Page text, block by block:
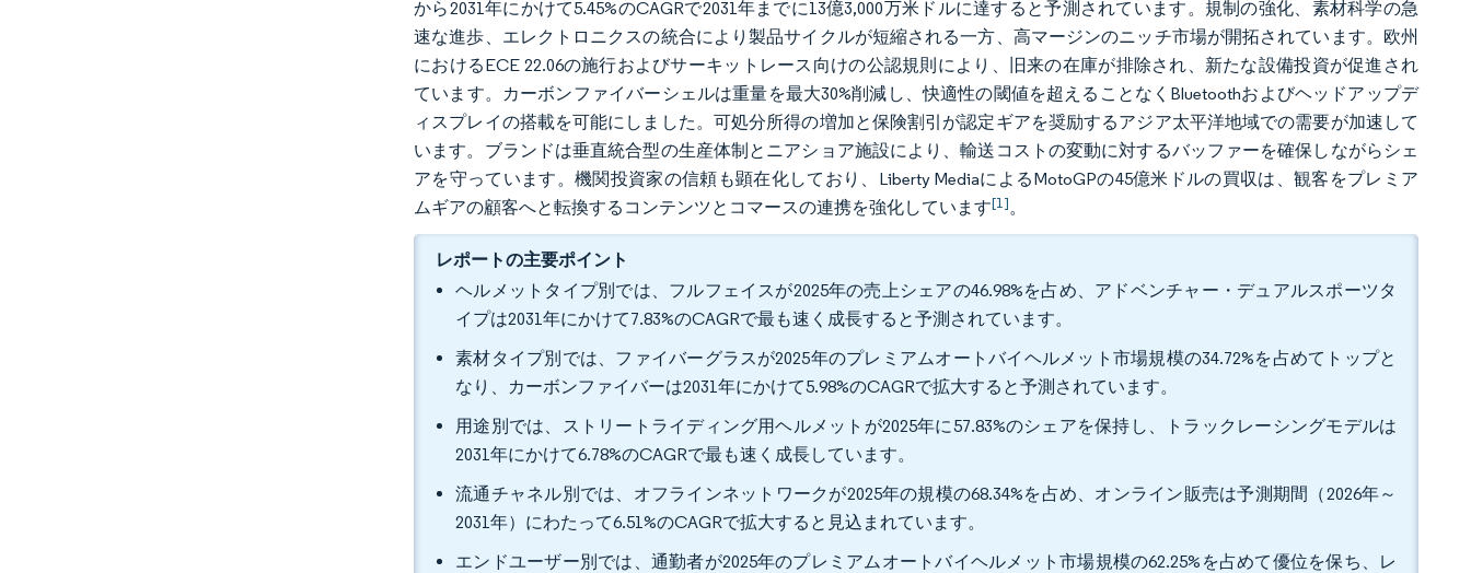
から2031年にかけて5.45%のCAGRで2031年までに13億3,000万米ドルに達すると予測されています。規制の強化、素材科学の急
速な進歩、エレクトロニクスの統合により製品サイクルが短縮される一方、高マージンのニッチ市場が開拓されています。欧州
におけるECE 22.06の施行およびサーキットレース向けの公認規則により、旧来の在庫が排除され、新たな設備投資が促進され
ています。カーボンファイバーシェルは重量を最大30%削減し、快適性の閾値を超えることなくBluetoothおよびヘッドアップデ
ィスプレイの搭載を可能にしました。可処分所得の増加と保険割引が認定ギアを奨励するアジア太平洋地域での需要が加速して
います。ブランドは垂直統合型の生産体制とニアショア施設により、輸送コストの変動に対するバッファーを確保しながらシェ
アを守っています。機関投資家の信頼も顕在化しており、Liberty MediaによるMotoGPの45億米ドルの買収は、観客をプレミア
ムギアの顧客へと転換するコンテンツとコマースの連携を強化しています[1]。
レポートの主要ポイント
ヘルメットタイプ別では、フルフェイスが2025年の売上シェアの46.98%を占め、アドベンチャー・デュアルスポーツタ
イプは2031年にかけて7.83%のCAGRで最も速く成長すると予測されています。
素材タイプ別では、ファイバーグラスが2025年のプレミアムオートバイヘルメット市場規模の34.72%を占めてトップと
なり、カーボンファイバーは2031年にかけて5.98%のCAGRで拡大すると予測されています。
用途別では、ストリートライディング用ヘルメットが2025年に57.83%のシェアを保持し、トラックレーシングモデルは
2031年にかけて6.78%のCAGRで最も速く成長しています。
流通チャネル別では、オフラインネットワークが2025年の規模の68.34%を占め、オンライン販売は予測期間（2026年～
2031年）にわたって6.51%のCAGRで拡大すると見込まれています。
エンドユーザー別では、通勤者が2025年のプレミアムオートバイヘルメット市場規模の62.25%を占めて優位を保ち、レ